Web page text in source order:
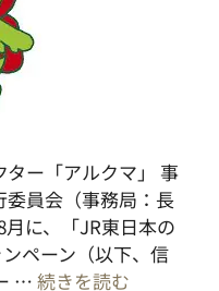
ー「アルクマ」 事
委員会（事務局：長
に、「JR東日本の
ペーン（以下、信
… 続きを読む